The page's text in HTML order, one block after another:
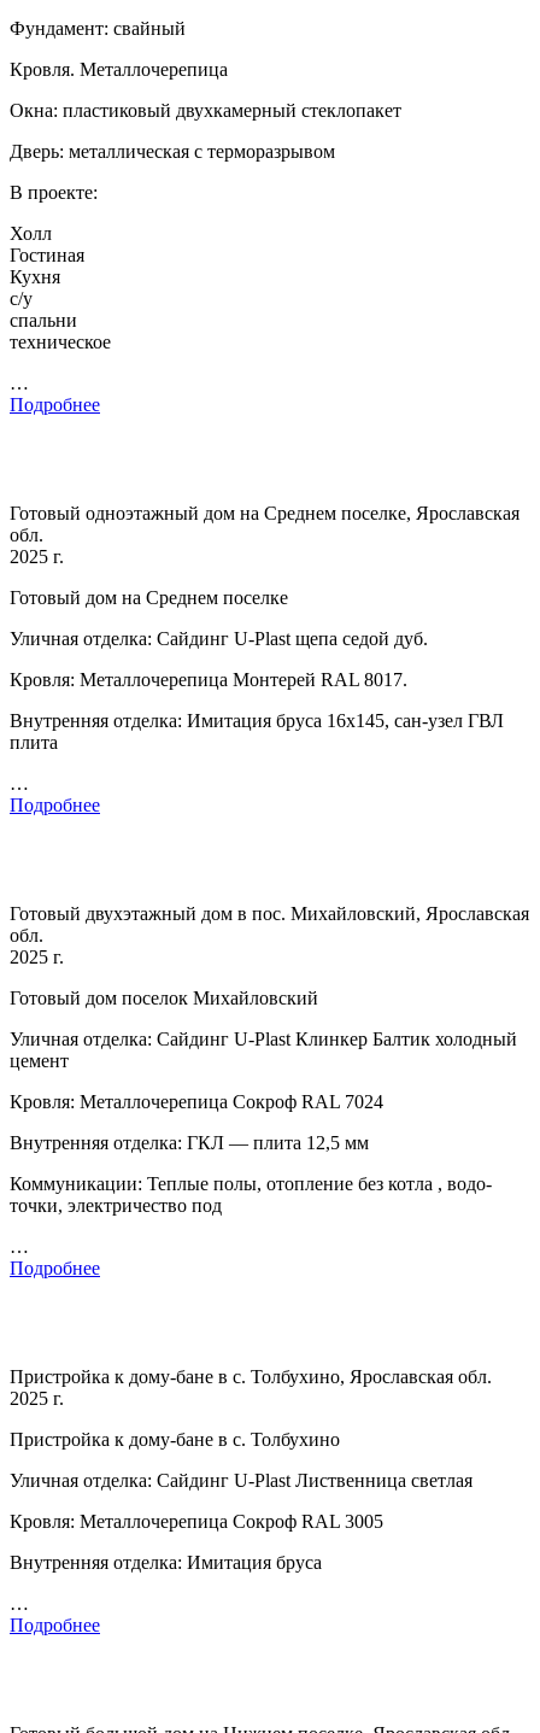
Фундамент: свайный
Кровля. Металлочерепица
Окна: пластиковый двухкамерный стеклопакет
Дверь: металлическая с терморазрывом
В проекте:
Холл
Гостиная
Кухня
с/у
спальни
техническое
…
Подробнее
Готовый одноэтажный дом на Среднем поселке, Ярославская
обл.
2025 г.
Готовый дом на Среднем поселке
Уличная отделка: Сайдинг U-Plast щепа седой дуб.
Кровля: Металлочерепица Монтерей RAL 8017.
Внутренняя отделка: Имитация бруса 16х145, сан-узел ГВЛ
плита
…
Подробнее
Готовый двухэтажный дом в пос. Михайловский, Ярославская
обл.
2025 г.
Готовый дом поселок Михайловский
Уличная отделка: Сайдинг U-Plast Клинкер Балтик холодный
цемент
Кровля: Металлочерепица Сокроф RAL 7024
Внутренняя отделка: ГКЛ — плита 12,5 мм
Коммуникации: Теплые полы, отопление без котла , водо-
точки, электричество под
…
Подробнее
Пристройка к дому-бане в с. Толбухино, Ярославская обл.
2025 г.
Пристройка к дому-бане в с. Толбухино
Уличная отделка: Сайдинг U-Plast Лиственница светлая
Кровля: Металлочерепица Сокроф RAL 3005
Внутренняя отделка: Имитация бруса
…
Подробнее